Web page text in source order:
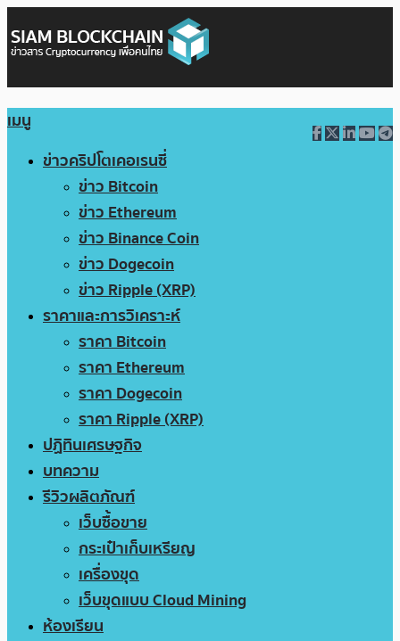
เมนู
ข่าวคริปโตเคอเรนซี่
ข่าว Bitcoin
ข่าว Ethereum
ข่าว Binance Coin
ข่าว Dogecoin
ข่าว Ripple (XRP)
ราคาและการวิเคราะห์
ราคา Bitcoin
ราคา Ethereum
ราคา Dogecoin
ราคา Ripple (XRP)
ปฏิทินเศรษฐกิจ
บทความ
รีวิวผลิตภัณฑ์
เว็บซื้อขาย
กระเป๋าเก็บเหรียญ
เครื่องขุด
เว็บขุดแบบ Cloud Mining
ห้องเรียน